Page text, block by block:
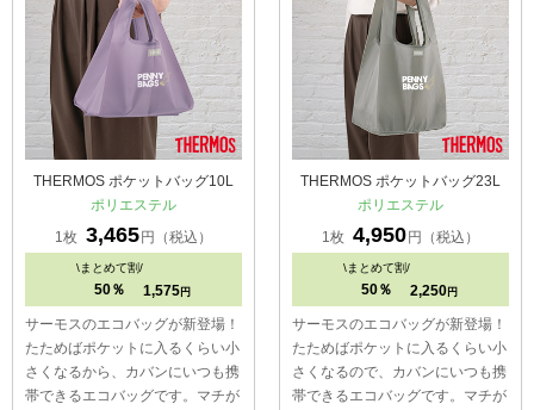
THERMOS ポケットバッグ10L
ポリエステル
1枚 3,465 円（税込）
\まとめて割/
50％ 1,575 円
サーモスのエコバッグが新登場！
たためばポケットに入るくらい小
さくなるから、カバンにいつも携
帯できるエコバッグです。マチが
THERMOS ポケットバッグ23L
ポリエステル
1枚 4,950 円（税込）
\まとめて割/
50％ 2,250 円
サーモスのエコバッグが新登場！
たためばポケットに入るくらい小
さくなるので、カバンにいつも携
帯できるエコバッグです。マチが